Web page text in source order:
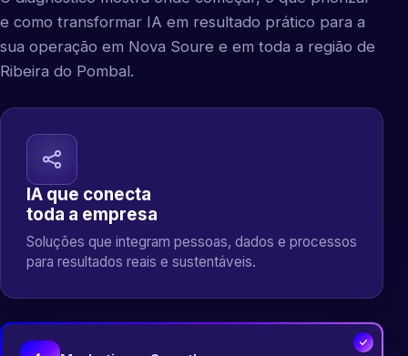
e como transformar IA em resultado prático para a
sua operação em Nova Soure e em toda a região de
Ribeira do Pombal.
IA que conecta
toda a empresa
Soluções que integram pessoas, dados e processos
para resultados reais e sustentáveis.